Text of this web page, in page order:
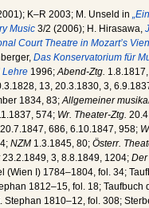
K–R 2003; M. Unseld in
Music 3/2 (2006); H. Hirasawa,
Court Theatre in Mozart’s
Das Konservatorium für
Lehre 1996;Abend-Ztg.
13, 20.3.1830, 3,
1834, 83;Allgemeiner
574; Wr. Theater-Ztg.
686, 6.10.1847, 958;
NZM 1.3.1845, 80; Österr.
23.2.1849, 3, 8.8.1849, 1204;
(Wien I) 1784–1804, fol. 34;
1812–15, fol. 18; Taufbuch
1810–12, fol. 308;